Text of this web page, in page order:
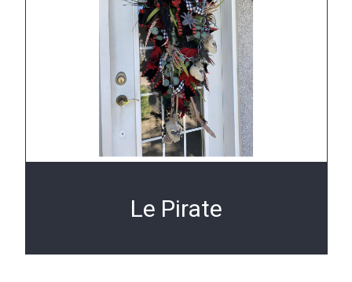
Le Pirate